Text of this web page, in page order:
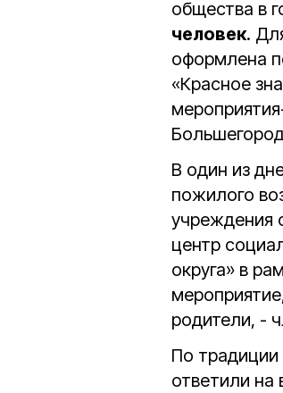
общества в
человек.
оформлена
«Красное
В один из
пожилого
учреждения
центр
округа» в
родители, -
По
ответили на